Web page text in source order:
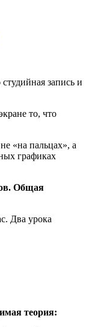
запись и
то, что
«на пальцах», а
графиках
Общая
Два урока
теория: